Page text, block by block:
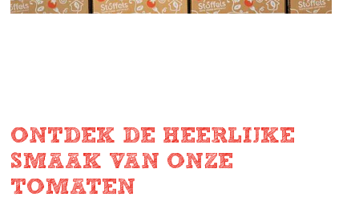
ONTDEK DE HEERLIJKE
SMAAK VAN ONZE
TOMATEN